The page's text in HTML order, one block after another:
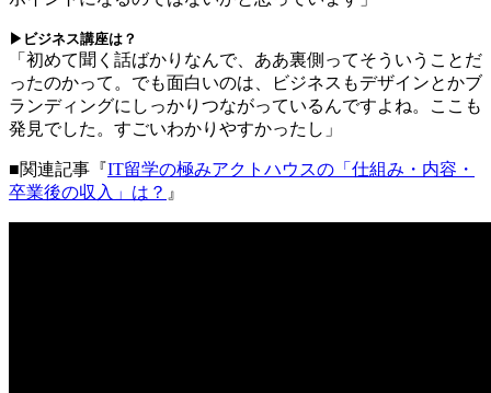
▶ビジネス講座は？
「初めて聞く話ばかりなんで、ああ裏側ってそういうことだ
ったのかって。でも面白いのは、ビジネスもデザインとかブ
ランディングにしっかりつながっているんですよね。ここも
発見でした。すごいわかりやすかったし」
■関連記事『IT留学の極みアクトハウスの「仕組み・内容・
卒業後の収入」は？ 』